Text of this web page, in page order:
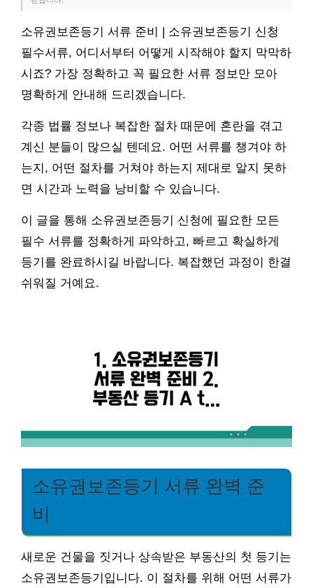
소유권보존등기 서류 준비 | 소유권보존등기 신청
필수서류, 어디서부터 어떻게 시작해야 할지 막막하
시죠? 가장 정확하고 꼭 필요한 서류 정보만 모아
명확하게 안내해 드리겠습니다.
각종 법률 정보나 복잡한 절차 때문에 혼란을 겪고
계신 분들이 많으실 텐데요. 어떤 서류를 챙겨야 하
는지, 어떤 절차를 거쳐야 하는지 제대로 알지 못하
면 시간과 노력을 낭비할 수 있습니다.
이 글을 통해 소유권보존등기 신청에 필요한 모든
필수 서류를 정확하게 파악하고, 빠르고 확실하게
등기를 완료하시길 바랍니다. 복잡했던 과정이 한결
쉬워질 거예요.
소유권보존등기 서류 완벽 준
비
새로운 건물을 짓거나 상속받은 부동산의 첫 등기는
소유권보존등기입니다. 이 절차를 위해 어떤 서류가